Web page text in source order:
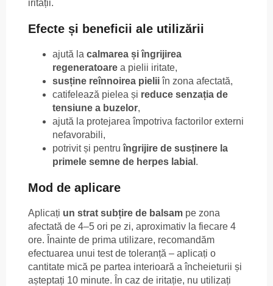
iritații.
Efecte și beneficii ale utilizării
ajută la calmarea și îngrijirea
regeneratoare a pielii iritate,
susține reînnoirea pieliiîn zona afectată,
catifelează pielea și reduce senzația de
tensiune a buzelor,
ajută la protejarea împotriva factorilor externi
nefavorabili,
potrivit și pentruîngrijire de susținere la
primele semne de herpes labial .
Mod de aplicare
Aplicați un strat subțire de balsam pe zona
afectată de 4–5 ori pe zi, aproximativ la fiecare 4
ore. Înainte de prima utilizare, recomandăm
efectuarea unui test de toleranță – aplicați o
cantitate mică pe partea interioară a încheieturii și
așteptați 10 minute. În caz de iritație, nu utilizați